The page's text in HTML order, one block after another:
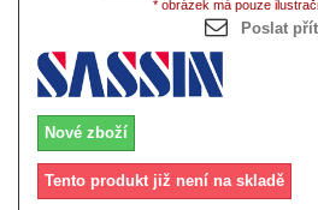
* obrázek má pouze
Poslat
Nové zboží
Tento produkt již není na skladě